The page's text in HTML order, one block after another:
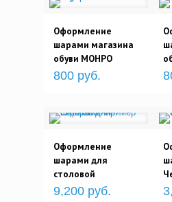
Оформление
шарами магазина
обуви МОНРО
800 руб.
Оформление
шарами для
столовой
9,200 руб.